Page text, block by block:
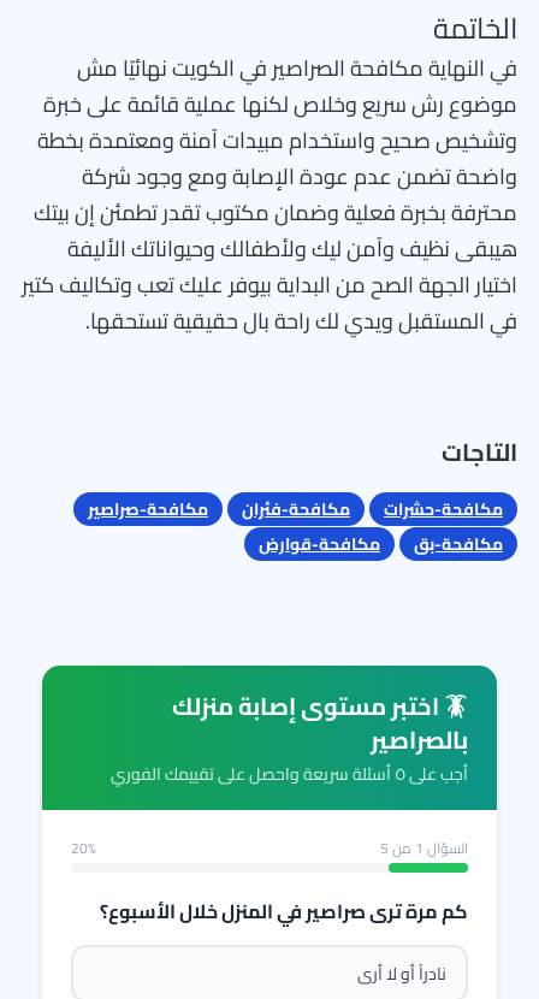
الخاتمة
في النهاية مكافحة الصراصير في الكويت نهائيًا مش
موضوع رش سريع وخلاص لكنها عملية قائمة على خبرة
وتشخيص صحيح واستخدام مبيدات آمنة ومعتمدة بخطة
واضحة تضمن عدم عودة الإصابة ومع وجود شركة
محترفة بخبرة فعلية وضمان مكتوب تقدر تطمئن إن بيتك
هيبقى نظيف وآمن ليك ولأطفالك وحيواناتك الأليفة
اختيار الجهة الصح من البداية بيوفر عليك تعب وتكاليف كتير
في المستقبل ويدي لك راحة بال حقيقية تستحقها.
التاجات
مكافحة-حشرات مكافحة-فئران
مكافحة-صراصير
مكافحة-بق
مكافحة-قوارض
🪳 اختبر مستوى إصابة منزلك
بالصراصير
أجب على ٥ أسئلة سريعة واحصل على تقييمك الفوري
السؤال 1 من 5 20%
كم مرة ترى صراصير في المنزل خلال الأسبوع؟
نادراً أو لا أرى